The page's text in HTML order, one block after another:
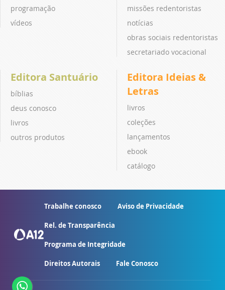
programação
vídeos
missões redentoristas
notícias
obras sociais redentoristas
secretariado vocacional
Editora Santuário
bíblias
deus conosco
livros
outros produtos
Editora Ideias &
Letras
livros
coleções
lançamentos
ebook
catálogo
Trabalhe conosco Aviso de Privacidade
Rel. de Transparência
Programa de Integridade
Direitos Autorais Fale Conosco